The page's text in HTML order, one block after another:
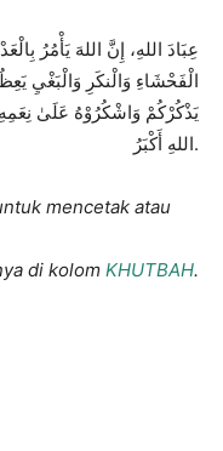
عِبَادَ اللهِ، إِنَّ اللهَ يَأْمُرُ
الْفَحْشَاءِ وَالْنكَرِ وَالْبَغْيِ
يَذْكُرْكُمْ وَاشْكُرُوْهُ عَلَىٰ
اللهِ أَكْبَرُ.
mencetak atau
di kolom KHUTBAH.